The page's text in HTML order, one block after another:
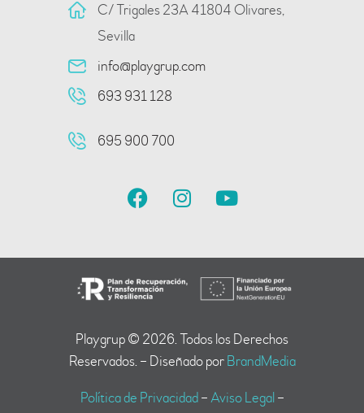
C/ Trigales 23A 41804 Olivares,
Sevilla
info@playgrup.com
693 931 128
695 900 700
Playgrup © 2026. Todos los Derechos
Reservados. – Diseñado porBrandMedia
Política de Privacidad–Aviso Legal–